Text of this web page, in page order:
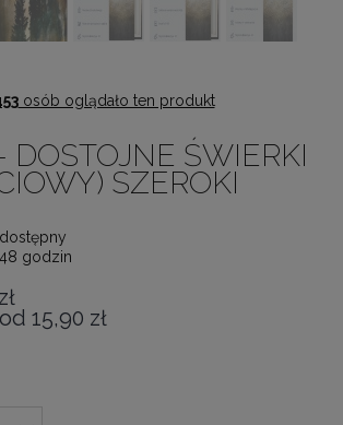
osób oglądało ten produkt
DOSTOJNE ŚWIERKI
SZEROKI
dostępny
48 godzin
od 15,90 zł